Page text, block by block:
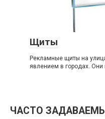
Щиты
Рекламные щиты на
явлением в городах. Они
ЧАСТО